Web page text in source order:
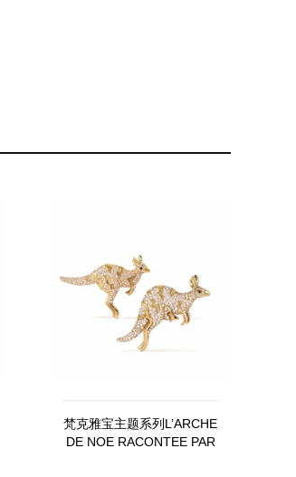
梵克雅宝主题系列L’ARCHE
DE NOE RACONTEE PAR